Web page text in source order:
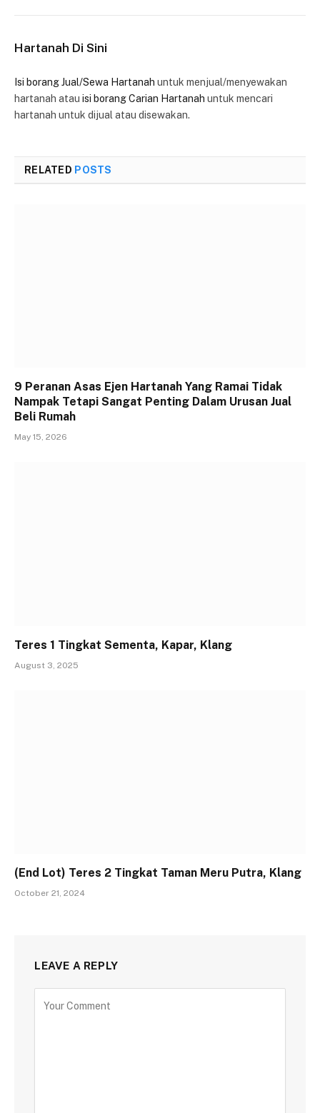
Hartanah Di Sini
Isi borang Jual/Sewa Hartanah untuk menjual/menyewakan
hartanah atau isi borang Carian Hartanah untuk mencari
hartanah untuk dijual atau disewakan.
RELATED POSTS
9 Peranan Asas Ejen Hartanah Yang Ramai Tidak
Nampak Tetapi Sangat Penting Dalam Urusan Jual
Beli Rumah
May 15, 2026
Teres 1 Tingkat Sementa, Kapar, Klang
August 3, 2025
(End Lot) Teres 2 Tingkat Taman Meru Putra, Klang
October 21, 2024
LEAVE A REPLY